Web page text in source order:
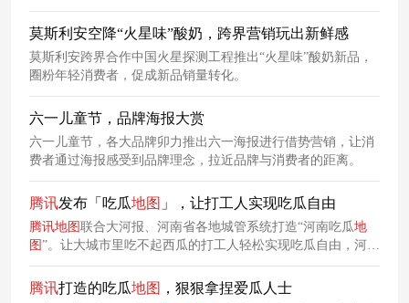
莫斯利安空降“火星味”酸奶，跨界营销玩出新鲜感
莫斯利安跨界合作中国火星探测工程推出“火星味”酸奶新品，
圈粉年轻消费者，促成新品销量转化。
六一儿童节，品牌海报大赏
六一儿童节，各大品牌卯力推出六一海报进行借势营销，让消
费者通过海报感受到品牌理念，拉近品牌与消费者的距离。
腾讯发布「吃瓜地图 」，让打工人实现吃瓜自由
腾讯地图 联合大河报、河南省各地城管系统打造“河南吃瓜地
图 ”。让大城市里吃不起西瓜的打工人轻松实现吃瓜自由，河南
的朋友有福了，建议全国推广。
腾讯打造的吃瓜地图 ，狠狠拿捏爱瓜人士